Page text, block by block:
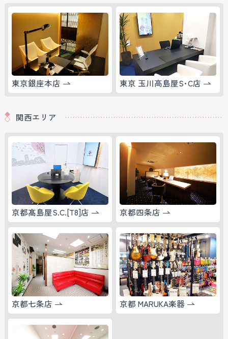
東京銀座本店 東京 玉川高島屋S･C店
関西エリア
京都髙島屋S.C.[T8]店 京都四条店
京都七条店 京都 MARUKA楽器